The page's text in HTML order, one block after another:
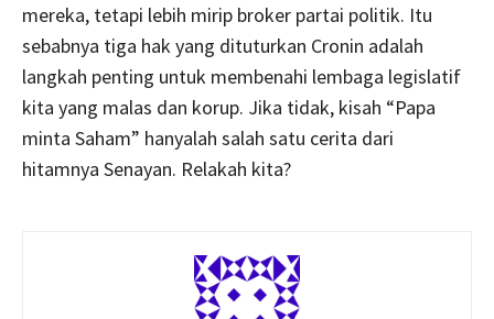
mereka, tetapi lebih mirip broker partai politik. Itu
sebabnya tiga hak yang dituturkan Cronin adalah
langkah penting untuk membenahi lembaga legislatif
kita yang malas dan korup. Jika tidak, kisah “Papa
minta Saham” hanyalah salah satu cerita dari
hitamnya Senayan. Relakah kita?